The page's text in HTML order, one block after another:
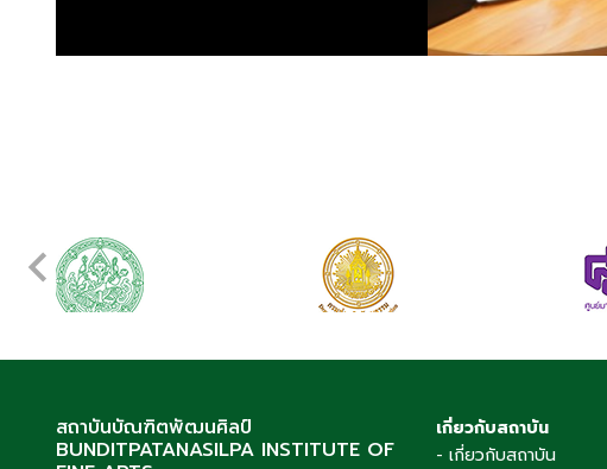
สถาบันบัณฑิตพัฒนศิลป์
BUNDITPATANASILPA INSTITUTE OF
เกี่ยวกับสถาบัน
- เกี่ยวกับสถาบัน